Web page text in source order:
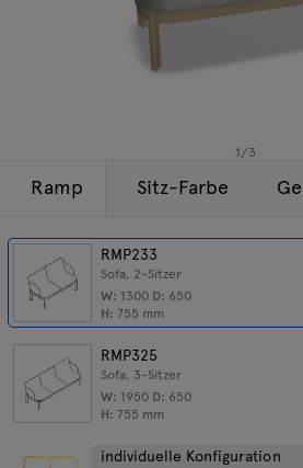
1/3
Ramp
RMP233
Sofa, 2-Sitzer
W: 1300 D: 650
H: 755 mm
RMP325
Sofa, 3-Sitzer
W: 1950 D: 650
H: 755 mm
individuelle Konfiguration
Sitz-Farbe